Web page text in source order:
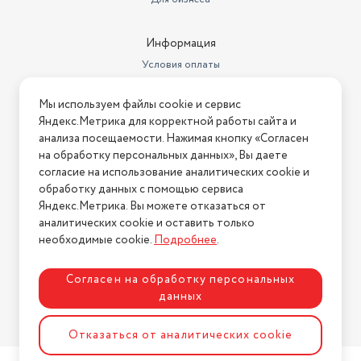
Особенности конструкции
выкл., вертикальная парковка
Мощность всасывания (Вт)
240
250 Вт
Длина сетевого шнура
5 м
Объем пылесборника
0.9 л
Дополнительные функции
автоматическое сматывание
шнура
Вес в транспортной упаковке
7.9 кг
Габариты транспортной
упаковки
39х50х33 см
Диаметр нижнего яруса
1 г., Гарантия при условии
сохранности упаковки.
Уровень шума
76 дБ
Информация
Условия оплаты
Условия возврата
Нашли ошибку на сайте? Напишите нам
2026 © Интернет-магазин "АстМаркет". У нас есть всё!
Политика конфиденциальности
Разработка сайтаASTDESIGN
Мы используем файлы cookie и сервис
Яндекс.Метрика для корректной работы сайта и
анализа посещаемости. Нажимая кнопку «Согласен
на обработку персональных данных», Вы даете
согласие на использование аналитических cookie и
обработку данных с помощью сервиса
Яндекс.Метрика. Вы можете отказаться от
аналитических cookie и оставить только
необходимые cookie.Подробнее.
Согласен на обработку персональных
данных
Отказаться от аналитических cookie